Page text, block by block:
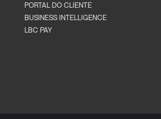
PORTAL DO CLIENTE
BUSINESS INTELLIGENCE
LBC PAY